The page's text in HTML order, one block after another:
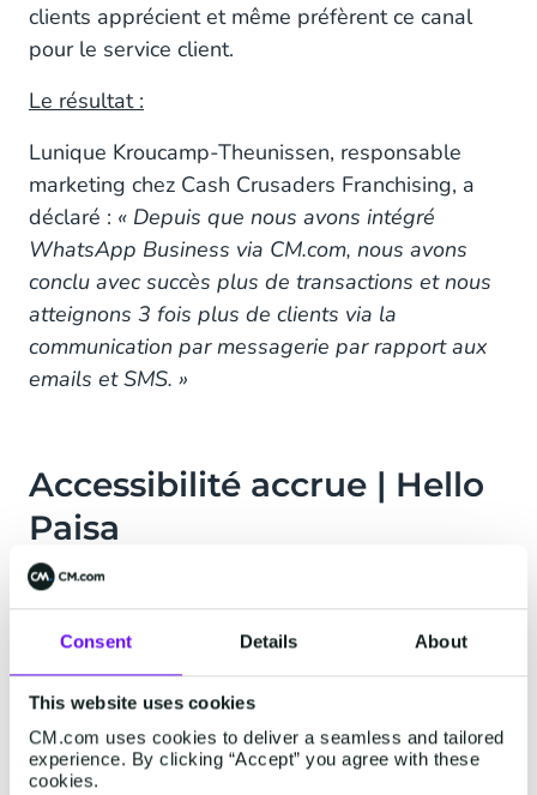
Consent Details About
This website uses cookies
CM.com uses cookies to deliver a seamless and tailored
experience. By clicking “Accept” you agree with these
cookies.
clients apprécient et même préfèrent ce canal
pour le service client.
Le résultat :
Lunique Kroucamp-Theunissen, responsable
marketing chez Cash Crusaders Franchising, a
déclaré : « Depuis que nous avons intégré
WhatsApp Business via CM.com, nous avons
conclu avec succès plus de transactions et nous
atteignons 3 fois plus de clients via la
communication par messagerie par rapport aux
emails et SMS. »
Accessibilité accrue | Hello
Paisa
Le principal problème auquel sont confrontés les
travailleurs étrangers en Afrique du Sud est le
processus complexe d'envoi d'argent à l’étranger
et les coûts élevés inhérents à cette opération.
Hello Paisa solutionne ce problème avec son
application de transfert d'argent, facile à utiliser,